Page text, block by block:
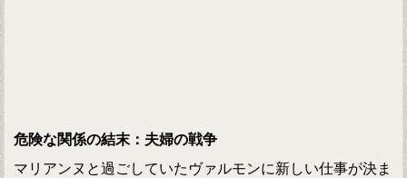
危険な関係の結末：夫婦の戦争
マリアンヌと過ごしていたヴァルモンに新しい仕事が決ま